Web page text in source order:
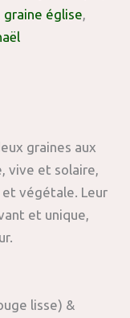
graine église,
graines aux
vive et solaire,
végétale. Leur
et unique,
lisse) &